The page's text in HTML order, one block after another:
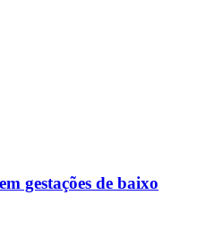
gestações de baixo